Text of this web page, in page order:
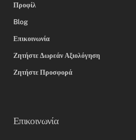
Προφίλ
Blog
Επικοινωνία
Ζητήστε Δωρεάν Αξιολόγηση
Ζητήστε Προσφορά
Επικοινωνία